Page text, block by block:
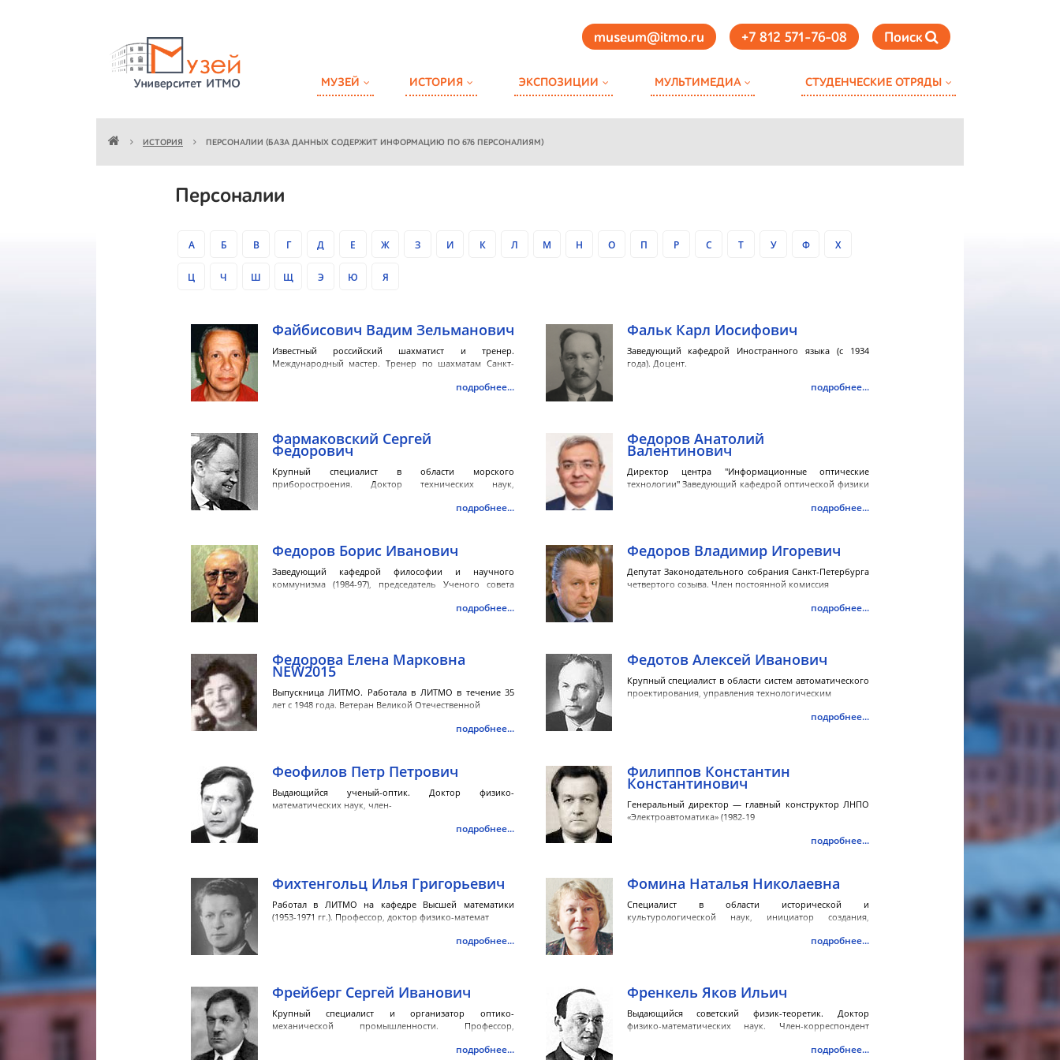
museum@itmo.ru +7 812 571-76-08 Поиск
МУЗЕЙ ИСТОРИЯ ЭКСПОЗИЦИИ МУЛЬТИМЕДИА СТУДЕНЧЕСКИЕ ОТРЯДЫ
ИСТОРИЯ ПЕРСОНАЛИИ (БАЗА ДАННЫХ СОДЕРЖИТ ИНФОРМАЦИЮ ПО 676 ПЕРСОНАЛИЯМ)
Персоналии
А Б В Г Д Е Ж З И К Л М Н О П Р С Т У Ф Х
Ц Ч Ш Щ Э Ю Я
Файбисович Вадим Зельманович
Известный российский шахматист и тренер.
Международный мастер. Тренер по шахматам Санкт-
подробнее...
Фальк Карл Иосифович
Заведующий кафедрой Иностранного языка (с 1934
года). Доцент.
подробнее...
Фармаковский Сергей
Федорович
Крупный специалист в области морского
приборостроения. Доктор технических наук,
подробнее...
Федоров Анатолий
Валентинович
Директор центра "Информационные оптические
технологии" Заведующий кафедрой оптической физики
подробнее...
Федоров Борис Иванович
Заведующий кафедрой философии и научного
коммунизма (1984-97), председатель Ученого совета
подробнее...
Федоров Владимир Игоревич
Депутат Законодательного собрания Санкт-Петербурга
четвертого созыва. Член постоянной комиссия
подробнее...
Федорова Елена Марковна
NEW2015
Выпускница ЛИТМО. Работала в ЛИТМО в течение 35
лет с 1948 года. Ветеран Великой Отечественной
подробнее...
Федотов Алексей Иванович
Крупный специалист в области систем автоматического
проектирования, управления технологическим
подробнее...
Феофилов Петр Петрович
Выдающийся ученый-оптик. Доктор физико-
математических наук, член-
подробнее...
Филиппов Константин
Константинович
Генеральный директор — главный конструктор ЛНПО
«Электроавтоматика» (1982-19
подробнее...
Фихтенгольц Илья Григорьевич
Работал в ЛИТМО на кафедре Высшей математики
(1953-1971 гг.). Профессор, доктор физико-математ
подробнее...
Фомина Наталья Николаевна
Специалист в области исторической и
культурологической наук, инициатор создания,
подробнее...
Фрейберг Сергей Иванович
Крупный специалист и организатор оптико-
механической промышленности. Профессор,
подробнее...
Френкель Яков Ильич
Выдающийся советский физик-теоретик. Доктор
физико-математических наук. Член-корреспондент
подробнее...